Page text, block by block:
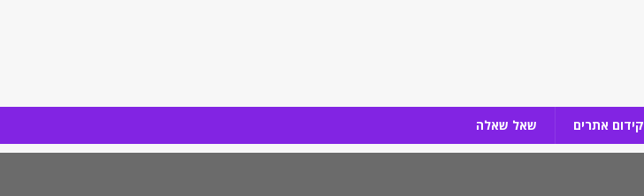
קידום אתרים שאל שאלה